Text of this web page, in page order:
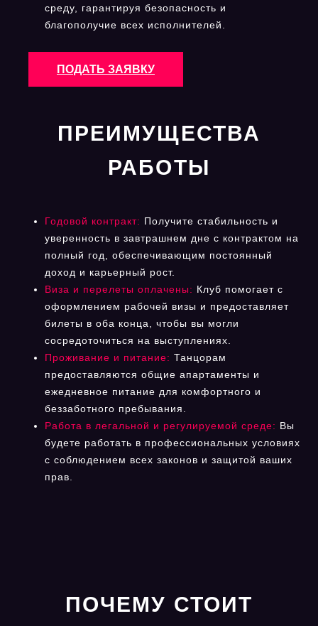
среду, гарантируя безопасность и
благополучие всех исполнителей.
ПОДАТЬ ЗАЯВКУ
ПРЕИМУЩЕСТВА
РАБОТЫ
Годовой контракт: Получите стабильность и
уверенность в завтрашнем дне с контрактом на
полный год, обеспечивающим постоянный
доход и карьерный рост.
Виза и перелеты оплачены: Клуб помогает с
оформлением рабочей визы и предоставляет
билеты в оба конца, чтобы вы могли
сосредоточиться на выступлениях.
Проживание и питание: Танцорам
предоставляются общие апартаменты и
ежедневное питание для комфортного и
беззаботного пребывания.
Работа в легальной и регулируемой среде: Вы
будете работать в профессиональных условиях
с соблюдением всех законов и защитой ваших
прав.
ПОЧЕМУ СТОИТ